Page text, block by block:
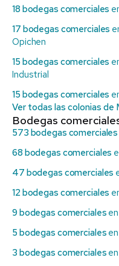
18 bodegas comerciales
17 bodegas comerciales
Opichen
15 bodegas comerciales
Industrial
15 bodegas comerciales
Ver todas las colonias de
Bodegas
573 bodegas comerciales
68 bodegas comerciales
47 bodegas comerciales
12 bodegas comerciales
9 bodegas comerciales
5 bodegas comerciales
3 bodegas comerciales